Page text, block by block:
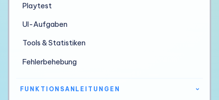
Playtest
UI-Aufgaben
Tools & Statistiken
Fehlerbehebung
FUNKTIONSANLEITUNGEN ›